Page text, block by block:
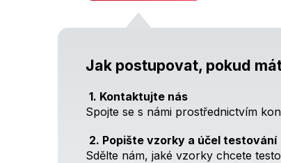
Jak postupovat, pokud
1. Kontaktujte nás
Spojte se s námi prostřednictvím
2. Popište vzorky a účel testování
Sdělte nám, jaké vzorky chcete